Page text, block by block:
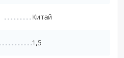
Китай
1,5